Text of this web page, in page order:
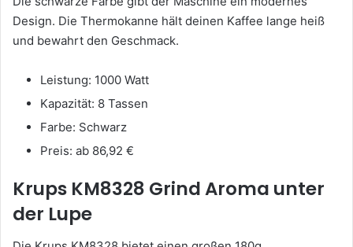
Design. Die Thermokanne hält deinen Kaffee lange heiß
und bewahrt den Geschmack.
Leistung: 1000 Watt
Kapazität: 8 Tassen
Farbe: Schwarz
Preis: ab 86,92 €
Krups KM8328 Grind Aroma unter
der Lupe